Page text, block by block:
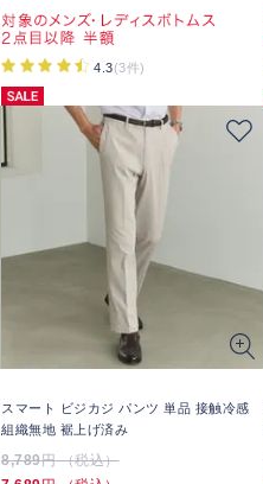
4.3(3件)
スマート ビジカジ パンツ 単品 接触冷感
組織無地 裾上げ済み
8,789円 （税込）